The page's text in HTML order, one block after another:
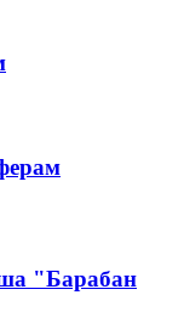
"Барабан